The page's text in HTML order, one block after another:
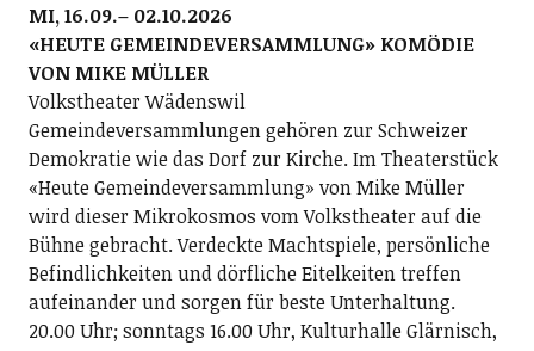
MI, 16.09.– 02.10.2026
«HEUTE GEMEINDEVERSAMMLUNG» KOMÖDIE
VON MIKE MÜLLER
Volkstheater Wädenswil
Gemeindeversammlungen gehören zur Schweizer
Demokratie wie das Dorf zur Kirche. Im Theaterstück
«Heute Gemeindeversammlung» von Mike Müller
wird dieser Mikrokosmos vom Volkstheater auf die
Bühne gebracht. Verdeckte Machtspiele, persönliche
Befindlichkeiten und dörfliche Eitelkeiten treffen
aufeinander und sorgen für beste Unterhaltung.
20.00 Uhr; sonntags 16.00 Uhr, Kulturhalle Glärnisch,